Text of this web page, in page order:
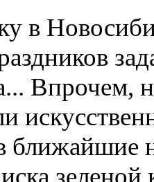
в
Впрочем,
ближайшие